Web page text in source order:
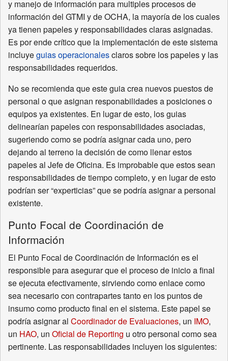
y manejo de información para multiples procesos de
información del GTMI y de OCHA, la mayoría de los cuales
ya tienen papeles y responsabilidades claras asignadas.
Es por ende crítico que la implementación de este sistema
incluyeguias operacionalesclaros sobre los papeles y las
responsabilidades requeridos.
No se recomienda que este guia crea nuevos puestos de
personal o que asignan responabilidades a posiciones o
equipos ya existentes. En lugar de esto, los guias
delinearían papeles con responsabilidades asociadas,
sugeriendo como se podría asignar cada uno, pero
dejando al terreno la decisión de como llenar estos
papeles al Jefe de Oficina. Es improbable que estos sean
responsabilidades de tiempo completo, y en lugar de esto
podrían ser “experticias” que se podría asignar a personal
existente.
Punto Focal de Coordinación de
Información
El Punto Focal de Coordinación de Información es el
responsible para asegurar que el proceso de inicio a final
se ejecuta efectivamente, sirviendo como enlace como
sea necesario con contrapartes tanto en los puntos de
insumo como producto final en el sistema. Este papel se
podría asignar al Coordinador de Evaluaciones, un IMO,
un HAO, un Oficial de Reporting u otro personal como sea
pertinente. Las responsabilidades incluyen los siguientes: